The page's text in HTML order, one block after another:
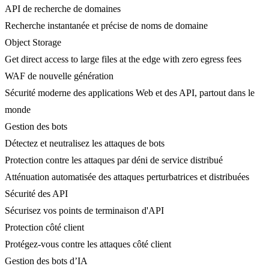
API de recherche de domaines
Recherche instantanée et précise de noms de domaine
Object Storage
Get direct access to large files at the edge with zero egress fees
WAF de nouvelle génération
Sécurité moderne des applications Web et des API, partout dans le
monde
Gestion des bots
Détectez et neutralisez les attaques de bots
Protection contre les attaques par déni de service distribué
Atténuation automatisée des attaques perturbatrices et distribuées
Sécurité des API
Sécurisez vos points de terminaison d'API
Protection côté client
Protégez-vous contre les attaques côté client
Gestion des bots d’IA